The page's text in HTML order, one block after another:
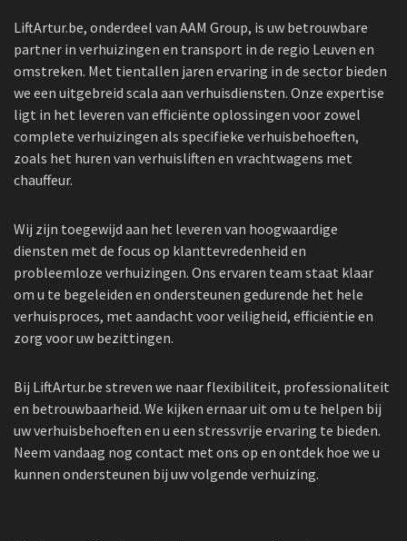
LiftArtur.be, onderdeel van AAM Group, is uw betrouwbare
partner in verhuizingen en transport in de regio Leuven en
omstreken. Met tientallen jaren ervaring in de sector bieden
we een uitgebreid scala aan verhuisdiensten. Onze expertise
ligt in het leveren van efficiënte oplossingen voor zowel
complete verhuizingen als specifieke verhuisbehoeften,
zoals het huren van verhuisliften en vrachtwagens met
chauffeur.
Wij zijn toegewijd aan het leveren van hoogwaardige
diensten met de focus op klanttevredenheid en
probleemloze verhuizingen. Ons ervaren team staat klaar
om u te begeleiden en ondersteunen gedurende het hele
verhuisproces, met aandacht voor veiligheid, efficiëntie en
zorg voor uw bezittingen.
Bij LiftArtur.be streven we naar flexibiliteit, professionaliteit
en betrouwbaarheid. We kijken ernaar uit om u te helpen bij
uw verhuisbehoeften en u een stressvrije ervaring te bieden.
Neem vandaag nog contact met ons op en ontdek hoe we u
kunnen ondersteunen bij uw volgende verhuizing.